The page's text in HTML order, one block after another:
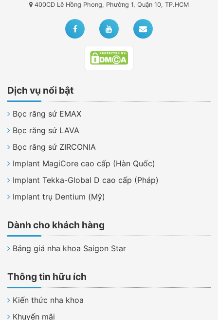
400CD Lê Hồng Phong, Phường 1, Quận 10, TP.HCM
Dịch vụ nổi bật
Bọc răng sứ EMAX
Bọc răng sứ LAVA
Bọc răng sứ ZIRCONIA
Implant MagiCore cao cấp (Hàn Quốc)
Implant Tekka-Global D cao cấp (Pháp)
Implant trụ Dentium (Mỹ)
Dành cho khách hàng
Bảng giá nha khoa Saigon Star
Thông tin hữu ích
Kiến thức nha khoa
Khuyến mãi